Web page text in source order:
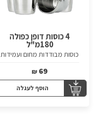
4 כוסות דופן כפולה
180מ"ל
כוסות מבודדות מחום ועמידות
מחלידה.
69
₪
הוסף לעגלה